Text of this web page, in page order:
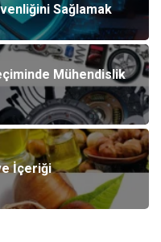
Sağlamak
Mühendislik
İçeriği